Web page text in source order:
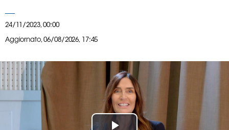
B
Museo
del
24/11/2023, 00:00
Aggiornato,06/08/2026, 17:45